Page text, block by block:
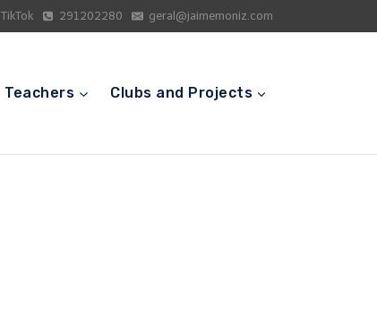
TikTok 291202280 geral@jaimemoniz.com
Teachers Clubs and Projects